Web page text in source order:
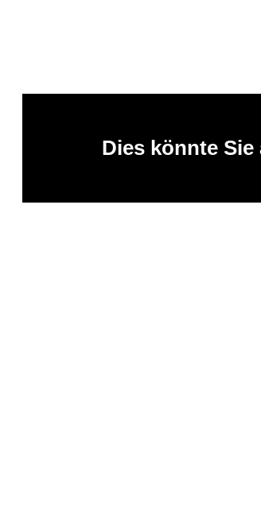
Dies könnte